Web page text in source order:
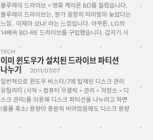
블루레이 드라이브 + 영화 케이온 BD를 질렀습니다.
블루레이 드라이브는, 뭔가 굉장히 타이밍이 늦었다는
느낌.. 이제야 샀냐! 라는 느낌입니다. 아무튼, LG의
14배속 BD-RE 드라이브를 구입했습니다. 갑자기 사
온 극장판을 봤는데, 너무 감격한 나머지 그대로 아마
존에 […]
TECH
이미 윈도우가 설치된 드라이브 파티션
나누기
2011/07/07
일반적으로 윈도우 비스타/7에 탑재된 디스크 관리
유틸리티 (시작 > 컴퓨터 우클릭 > 관리 > 저장소 > 디
스크 관리)를 이용해 디스크 파티션을 나누려고 하면
(볼륨 축소) 용량이 충분히 비어있음에도 디스크 용량
의 경우 최대 280GB정도라던가) […]